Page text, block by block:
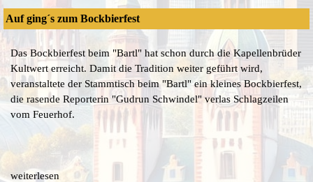
Auf ging´s zum Bockbierfest
Das Bockbierfest beim "Bartl" hat schon durch die Kapellenbrüder
Kultwert erreicht. Damit die Tradition weiter geführt wird,
veranstaltete der Stammtisch beim "Bartl" ein kleines Bockbierfest,
die rasende Reporterin "Gudrun Schwindel" verlas Schlagzeilen
vom Feuerhof.
weiterlesen